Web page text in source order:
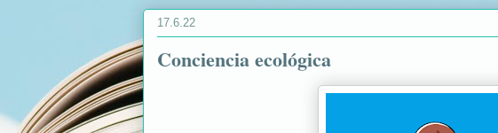
17.6.22
Conciencia ecológica